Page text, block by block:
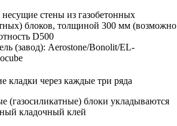
стены из газобетонных
блоков, толщиной 300 мм (возможно
D500
(завод): Aerostone/Bonolit/EL-
кладки через каждые три ряда
(газосиликатные) блоки укладываются
кладочный клей